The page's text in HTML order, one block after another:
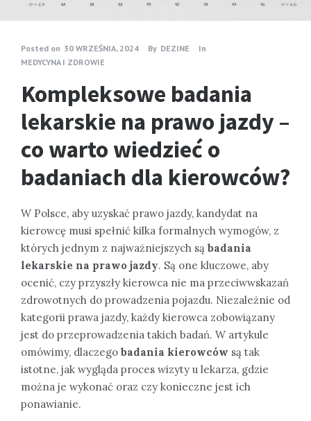
Posted on 30 WRZEŚNIA, 2024 By DEZINE
In
MEDYCYNA I ZDROWIE
Kompleksowe badania
lekarskie na prawo jazdy –
co warto wiedzieć o
badaniach dla kierowców?
W Polsce, aby uzyskać prawo jazdy, kandydat na
kierowcę musi spełnić kilka formalnych wymogów, z
których jednym z najważniejszych są badania
lekarskie na prawo jazdy. Są one kluczowe, aby
ocenić, czy przyszły kierowca nie ma przeciwwskazań
zdrowotnych do prowadzenia pojazdu. Niezależnie od
kategorii prawa jazdy, każdy kierowca zobowiązany
jest do przeprowadzenia takich badań. W artykule
omówimy, dlaczego badania kierowców są tak
istotne, jak wygląda proces wizyty u lekarza, gdzie
można je wykonać oraz czy konieczne jest ich
ponawianie.